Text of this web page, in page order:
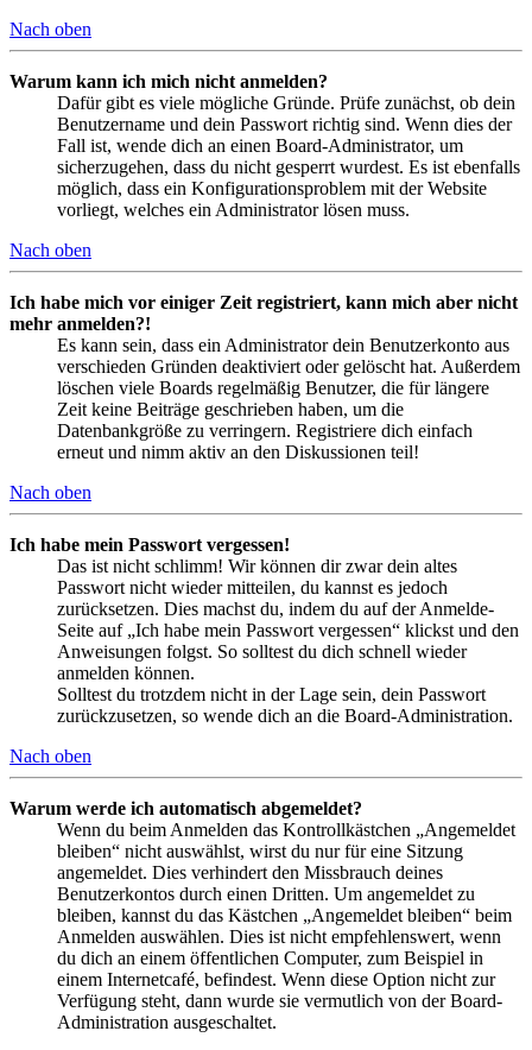
Nach oben
Warum kann ich mich nicht anmelden?
Dafür gibt es viele mögliche Gründe. Prüfe zunächst, ob dein
Benutzername und dein Passwort richtig sind. Wenn dies der
Fall ist, wende dich an einen Board-Administrator, um
sicherzugehen, dass du nicht gesperrt wurdest. Es ist ebenfalls
möglich, dass ein Konfigurationsproblem mit der Website
vorliegt, welches ein Administrator lösen muss.
Nach oben
Ich habe mich vor einiger Zeit registriert, kann mich aber nicht
mehr anmelden?!
Es kann sein, dass ein Administrator dein Benutzerkonto aus
verschieden Gründen deaktiviert oder gelöscht hat. Außerdem
löschen viele Boards regelmäßig Benutzer, die für längere
Zeit keine Beiträge geschrieben haben, um die
Datenbankgröße zu verringern. Registriere dich einfach
erneut und nimm aktiv an den Diskussionen teil!
Nach oben
Ich habe mein Passwort vergessen!
Das ist nicht schlimm! Wir können dir zwar dein altes
Passwort nicht wieder mitteilen, du kannst es jedoch
zurücksetzen. Dies machst du, indem du auf der Anmelde-
Seite auf „Ich habe mein Passwort vergessen“ klickst und den
Anweisungen folgst. So solltest du dich schnell wieder
anmelden können.
Solltest du trotzdem nicht in der Lage sein, dein Passwort
zurückzusetzen, so wende dich an die Board-Administration.
Nach oben
Warum werde ich automatisch abgemeldet?
Wenn du beim Anmelden das Kontrollkästchen „Angemeldet
bleiben“ nicht auswählst, wirst du nur für eine Sitzung
angemeldet. Dies verhindert den Missbrauch deines
Benutzerkontos durch einen Dritten. Um angemeldet zu
bleiben, kannst du das Kästchen „Angemeldet bleiben“ beim
Anmelden auswählen. Dies ist nicht empfehlenswert, wenn
du dich an einem öffentlichen Computer, zum Beispiel in
einem Internetcafé, befindest. Wenn diese Option nicht zur
Verfügung steht, dann wurde sie vermutlich von der Board-
Administration ausgeschaltet.